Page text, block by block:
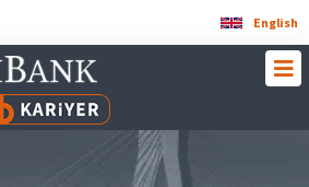
English